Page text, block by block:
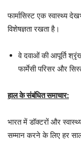
फार्मासिस्ट एक स्वास्थ्य
विशेषज्ञता रखता है।
वे दवाओं की आपूर्ति
फार्मेसी परिसर और
हाल के संबंधित समाचार:
भारत में डॉक्टरों और
सम्मान करने के लिए हर